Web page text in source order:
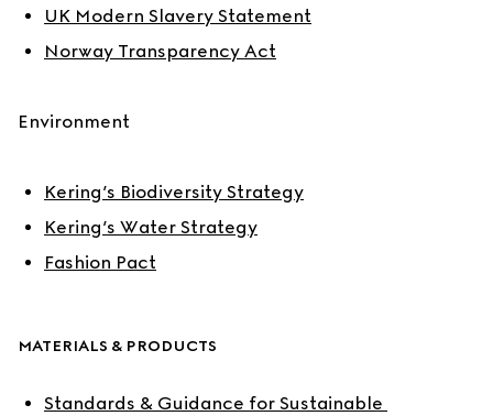
UK Modern Slavery Statement
Norway Transparency Act
Environment
Kering’s Biodiversity Strategy
Kering’s Water Strategy
Fashion Pact
MATERIALS & PRODUCTS
Standards & Guidance for Sustainable